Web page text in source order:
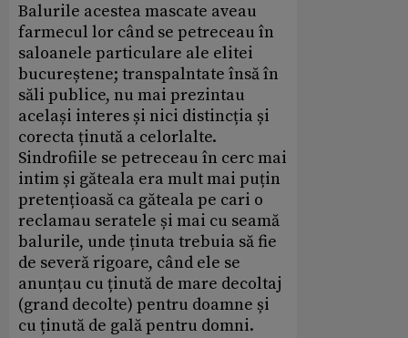
Balurile acestea mascate aveau
farmecul lor când se petreceau în
saloanele particulare ale elitei
bucureștene; transpalntate însă în
săli publice, nu mai prezintau
același interes și nici distincția și
corecta ținută a celorlalte.
Sindrofiile se petreceau în cerc mai
intim și găteala era mult mai puțin
pretențioasă ca găteala pe cari o
reclamau seratele și mai cu seamă
balurile, unde ținuta trebuia să fie
de severă rigoare, când ele se
anunțau cu ținută de mare decoltaj
(grand decolte) pentru doamne și
cu ținută de gală pentru domni.